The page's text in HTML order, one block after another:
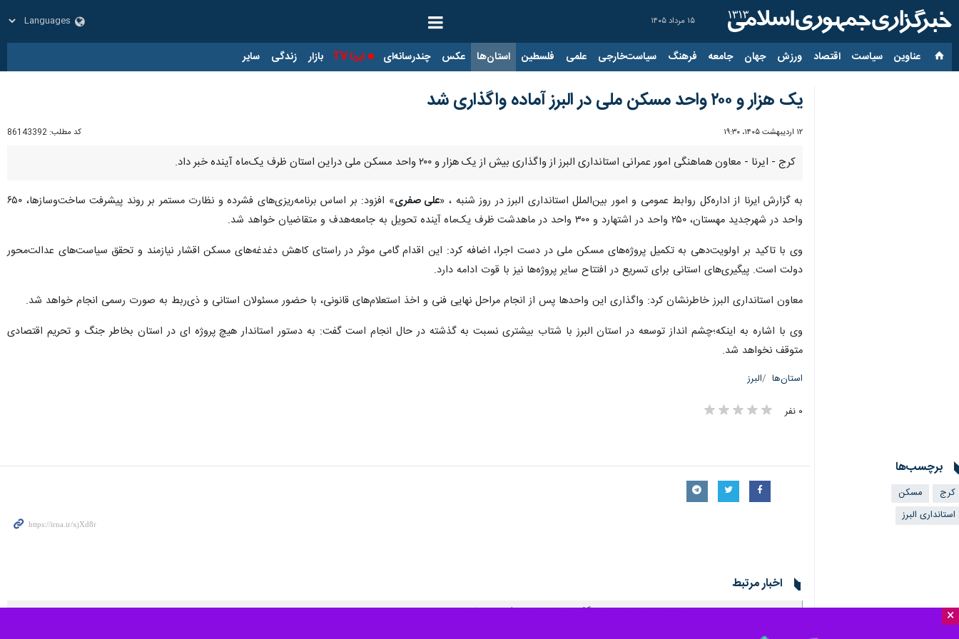
۱۵ مرداد ۱۴۰۵
عناوین‌ سیاست اقتصاد ورزش جهان جامعه فرهنگ سیاست‌خارجی علمی فلسطین استان‌ها عکس چندرسانه‌ای ایرنا TV بازار زندگی سایر
×
یک هزار و ۲۰۰ واحد مسکن ملی در البرز آماده واگذاری شد
۱۲ اردیبهشت ۱۴۰۵، ۱۹:۳۰ کد مطلب: 86143392
کرج - ایرنا - معاون هماهنگی امور عمرانی استانداری البرز از واگذاری بیش از یک هزار و ۲۰۰ واحد مسکن ملی دراین استان ظرف یک‌ماه آینده خبر داد.
به گزارش ایرنا از اداره‌کل روابط عمومی و امور بین‌الملل استانداری البرز در روز شنبه ، «علی صفری
» افزود: بر اساس برنامه‌ریزی‌های فشرده و نظارت مستمر بر روند پیشرفت ساخت‌وسازها، ۶۵۰
واحد در شهرجدید مهستان، ۲۵۰ واحد در اشتهارد و ۳۰۰ واحد در ماهدشت ظرف یک‌ماه آینده تحویل به جامعه‌هدف و متقاضیان خواهد شد.
وی با تاکید بر اولویت‌دهی به تکمیل پروژه‌های مسکن ملی در دست اجرا، اضافه کرد: این اقدام گامی موثر در راستای کاهش دغدغه‌های مسکن اقشار نیازمند و تحقق سیاست‌های عدالت‌محور
دولت است. پیگیری‌های استانی برای تسریع در افتتاح سایر پروژه‌ها نیز با قوت ادامه دارد.
معاون استانداری البرز خاطرنشان کرد: واگذاری این واحدها پس از انجام مراحل نهایی فنی و اخذ استعلام‌های قانونی، با حضور مسئولان استانی و ذی‌ربط به صورت رسمی انجام خواهد شد.
وی با اشاره به اینکه؛چشم انداز توسعه در استان البرز با شتاب بیشتری نسبت به گذشته در حال انجام است گفت: به دستور استاندار هیچ پروژه ای در استان بخاطر جنگ و تحریم اقتصادی
متوقف نخواهد شد.
استان‌ها البرز
۰ نفر
برچسب‌ها
کرج
مسکن
استانداری البرز
اخبار مرتبط
دستور معاون استاندار البرز برای واگذاری ۴۳۰۰ واحد مسکونی در اشتهارد